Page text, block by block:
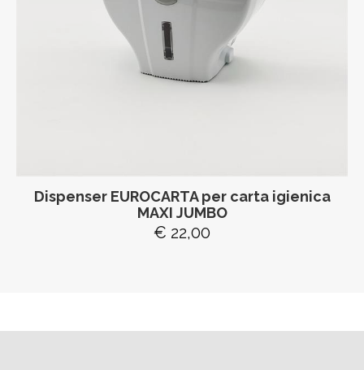
Dispenser EUROCARTA per carta igienica
MAXI JUMBO
€ 22,00